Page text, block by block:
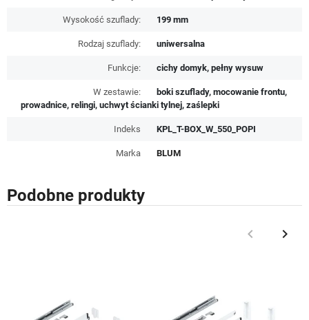
Wysokość szuflady: 199 mm
Rodzaj szuflady: uniwersalna
Funkcje: cichy domyk, pełny wysuw
W zestawie:
boki szuflady, mocowanie frontu,
prowadnice, relingi, uchwyt ścianki tylnej, zaślepki
Indeks KPL_T-BOX_W_550_POPI
Marka BLUM
Podobne produkty
Poprzedni
keyboard_arrow_left keyboard_arrow_right